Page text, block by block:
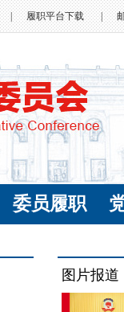
履职平台下载 |
委员履职
图片报道